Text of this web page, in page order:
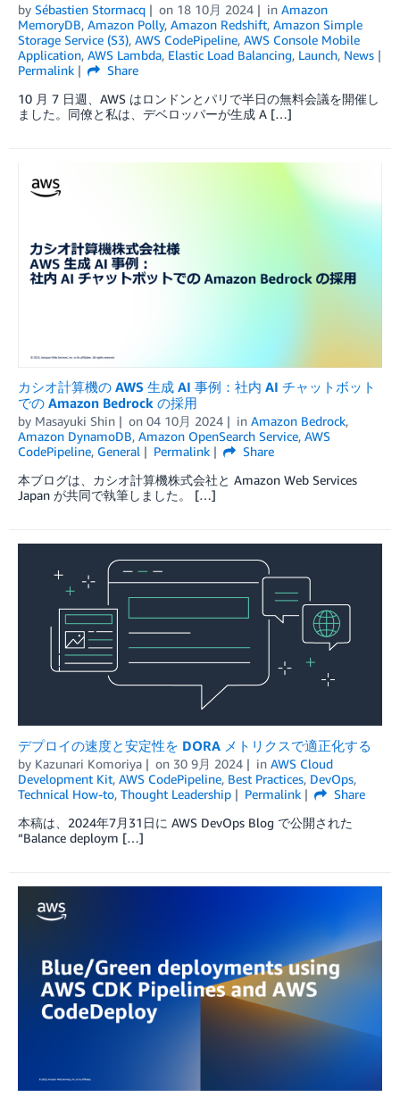
by Sébastien Stormacq on 18 10月 2024 in Amazon
MemoryDB, Amazon Polly, Amazon Redshift, Amazon Simple
Storage Service (S3), AWS CodePipeline, AWS Console Mobile
Application, AWS Lambda, Elastic Load Balancing, Launch, News
Permalink
Share
10 月 7 日週、AWS はロンドンとパリで半日の無料会議を開催し
ました。同僚と私は、デベロッパーが生成 A […]
カシオ計算機の AWS 生成 AI 事例：社内 AI チャットボット
での Amazon Bedrock の採用
by Masayuki Shin on 04 10月 2024 in Amazon Bedrock,
Amazon DynamoDB, Amazon OpenSearch Service, AWS
CodePipeline, General Permalink
Share
本ブログは、カシオ計算機株式会社と Amazon Web Services
Japan が共同で執筆しました。 […]
デプロイの速度と安定性を DORA メトリクスで適正化する
by Kazunari Komoriya on 30 9月 2024 in AWS Cloud
Development Kit, AWS CodePipeline, Best Practices, DevOps,
Technical How-to, Thought Leadership Permalink
Share
本稿は、2024年7月31日に AWS DevOps Blog で公開された
“Balance deploym […]